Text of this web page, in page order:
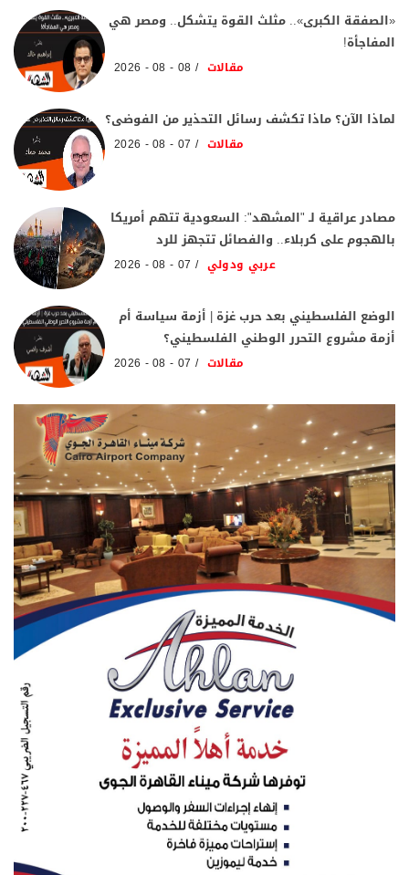
«الصفقة الكبرى».. مثلث القوة يتشكل.. ومصر هي
المفاجأة!
مقالات 08 - 08 - 2026
لماذا الآن؟ ماذا تكشف رسائل التحذير من الفوضى؟
مقالات 07 - 08 - 2026
مصادر عراقية لـ "المشهد": السعودية تتهم أمريكا
بالهجوم على كربلاء.. والفصائل تتجهز للرد
عربي ودولي 07 - 08 - 2026
الوضع الفلسطيني بعد حرب غزة | أزمة سياسة أم
أزمة مشروع التحرر الوطني الفلسطيني؟
مقالات 07 - 08 - 2026